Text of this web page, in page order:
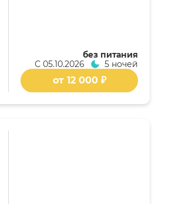
без питания
С 05.10.2026 5 ночей
от 12 000 ₽